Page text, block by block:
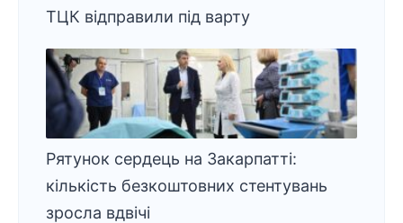
ТЦК відправили під варту
Рятунок сердець на Закарпатті:
кількість безкоштовних стентувань
зросла вдвічі